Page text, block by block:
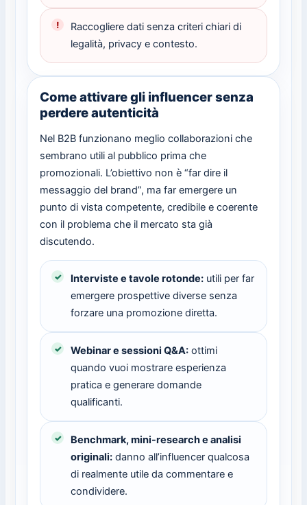
Raccogliere dati senza criteri chiari di
legalità, privacy e contesto.
Come attivare gli influencer senza
perdere autenticità
Nel B2B funzionano meglio collaborazioni che
sembrano utili al pubblico prima che
promozionali. L’obiettivo non è “far dire il
messaggio del brand”, ma far emergere un
punto di vista competente, credibile e coerente
con il problema che il mercato sta già
discutendo.
Interviste e tavole rotonde: utili per far
emergere prospettive diverse senza
forzare una promozione diretta.
Webinar e sessioni Q&A: ottimi
quando vuoi mostrare esperienza
pratica e generare domande
qualificanti.
Benchmark, mini-research e analisi
originali: danno all’influencer qualcosa
di realmente utile da commentare e
condividere.